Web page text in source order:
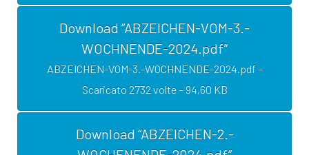
Download “ABZEICHEN-VOM-3.-
WOCHNENDE-2024.pdf”
ABZEICHEN-VOM-3.-WOCHNENDE-2024.pdf –
Scaricato 2732 volte – 94,60 KB
Download “ABZEICHEN-2.-